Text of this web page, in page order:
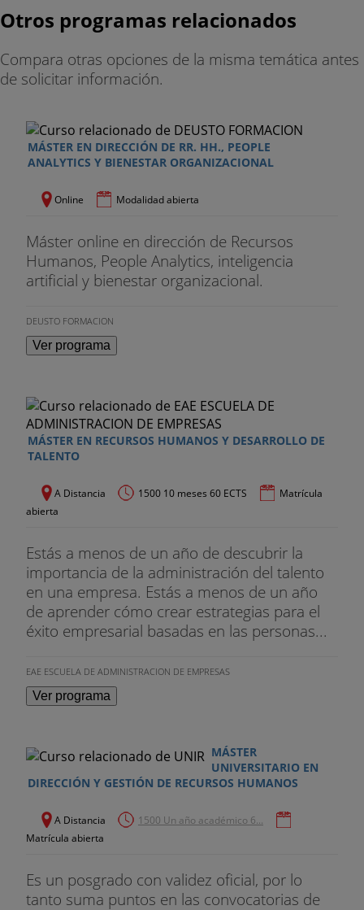
Otros programas relacionados
Compara otras opciones de la misma temática antes
de solicitar información.
MÁSTER EN DIRECCIÓN DE RR. HH., PEOPLE
ANALYTICS Y BIENESTAR ORGANIZACIONAL
Online Modalidad abierta
Máster online en dirección de Recursos
Humanos, People Analytics, inteligencia
artificial y bienestar organizacional.
DEUSTO FORMACION
Ver programa
MÁSTER EN RECURSOS HUMANOS Y DESARROLLO DE
TALENTO
A Distancia 1500 10 meses 60 ECTS
Matrícula
abierta
Estás a menos de un año de descubrir la
importancia de la administración del talento
en una empresa. Estás a menos de un año
de aprender cómo crear estrategias para el
éxito empresarial basadas en las personas...
EAE ESCUELA DE ADMINISTRACION DE EMPRESAS
Ver programa
MÁSTER
UNIVERSITARIO EN
DIRECCIÓN Y GESTIÓN DE RECURSOS HUMANOS
A Distancia
1500 Un año académico 6...
Matrícula abierta
Es un posgrado con validez oficial, por lo
tanto suma puntos en las convocatorias de